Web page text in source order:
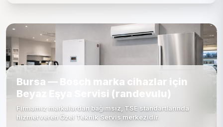
Bursa — Bosch marka cihazlar için
Beyaz Eşya Servisi (randevulu)
Firmamız markalardan bağımsız, TSE standartlarında
hizmet veren Özel Teknik Servis merkezidir.